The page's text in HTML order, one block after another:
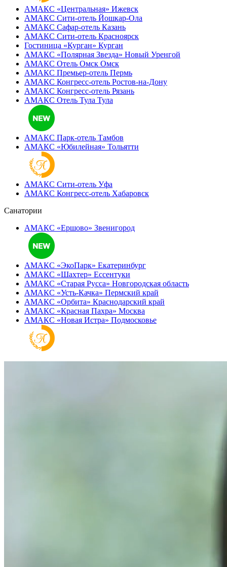
АМАКС «‎Центральная» Ижевск
АМАКС Сити-отель Йошкар-Ола
АМАКС Сафар-отель Казань
АМАКС Сити-отель Красноярск
Гостиница «‎Курган» Курган
АМАКС «Полярная Звезда» Новый Уренгой
АМАКС Отель ‎Омск Омск
АМАКС Премьер-отель Пермь
АМАКС Конгресс-отель Ростов-на-Дону
АМАКС Конгресс-отель Рязань
АМАКС Отель Тула Тула
АМАКС Парк-отель Тамбов
АМАКС «‎Юбилейная» Тольятти
АМАКС Сити-отель Уфа
АМАКС Конгресс-отель Хабаровск
Санатории
АМАКС «Ершово» Звенигород
АМАКС «ЭкоПарк» Екатеринбург
АМАКС «‎Шахтер» Ессентуки
АМАКС «‎Старая Русса» Новгородская область
АМАКС «‎Усть-Качка» Пермский край
АМАКС «‎Орбита» Краснодарский край
АМАКС «‎Красная Пахра» Москва
АМАКС «‎Новая Истра» Подмосковье